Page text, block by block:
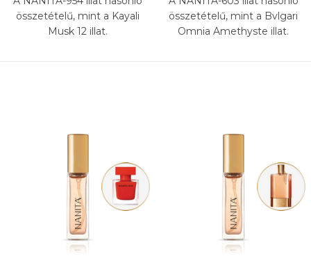
összetételű, mint a Kayali
Musk 12 illat.
összetételű, mint a Bvlgari
Omnia Amethyste illat.